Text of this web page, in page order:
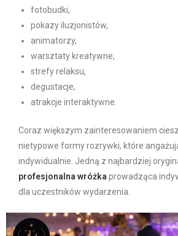
fotobudki,
pokazy iluzjonistów,
animatorzy,
warsztaty kreatywne,
strefy relaksu,
degustacje,
atrakcje interaktywne.
Coraz większym zainteresowaniem
nietypowe formy rozrywki, które
indywidualnie. Jedną z najbardziej
profesjonalna wróżka prowadząca
dla uczestników wydarzenia.